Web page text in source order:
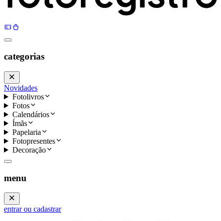
categorias
Novidades
Fotolivros
Fotos
Calendários
Ímãs
Papelaria
Fotopresentes
Decoração
menu
entrar ou cadastrar